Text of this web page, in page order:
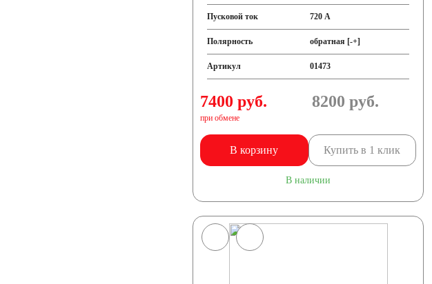
Пусковой ток 720 А
Полярность обратная [-+]
Артикул 01473
7400 руб.
при обмене
8200 руб.
В корзину Купить в 1 клик
В наличии